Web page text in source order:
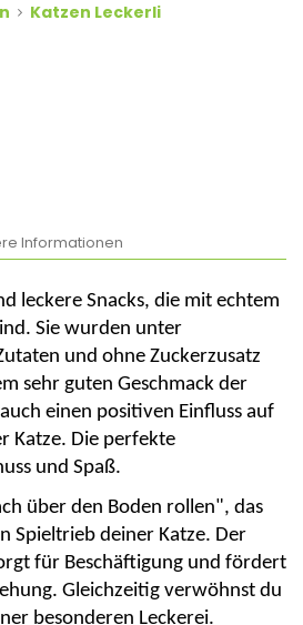
Katzen Leckerli
Informationen
leckere Snacks, die mit echtem
Sie wurden unter
und ohne Zuckerzusatz
sehr guten Geschmack der
einen positiven Einfluss auf
Katze. Die perfekte
und Spaß.
über den Boden rollen", das
Spieltrieb deiner Katze. Der
für Beschäftigung und fördert
Gleichzeitig verwöhnst du
besonderen Leckerei.